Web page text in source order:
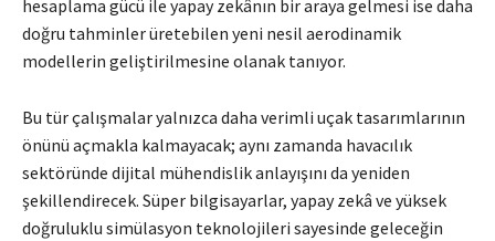
hesaplama gücü ile yapay zekânın bir araya gelmesi ise daha
doğru tahminler üretebilen yeni nesil aerodinamik
modellerin geliştirilmesine olanak tanıyor.
Bu tür çalışmalar yalnızca daha verimli uçak tasarımlarının
önünü açmakla kalmayacak; aynı zamanda havacılık
sektöründe dijital mühendislik anlayışını da yeniden
şekillendirecek. Süper bilgisayarlar, yapay zekâ ve yüksek
doğruluklu simülasyon teknolojileri sayesinde geleceğin